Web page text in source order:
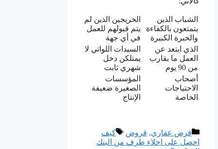
الشباب الذين
يتمتعون بالكفاءة
والخبرة الكبيرة
الخريجين الذين لم
يتم قبولهم للعمل
في أي جهة
الذي ابتعد عن
العمل ما يقارب
من 90 يوم
السيدات اللواتي لا
يمتلكن دخل
شهري ثابت
أصحاب
الاحتياجات
الخاصة
المؤسسات
الصغيرة ضعيفة
الإنتاج
التصنيفات
قرض عقاري, قروض الوسوم
كيف
احصل على اخلاء طرف من البنك